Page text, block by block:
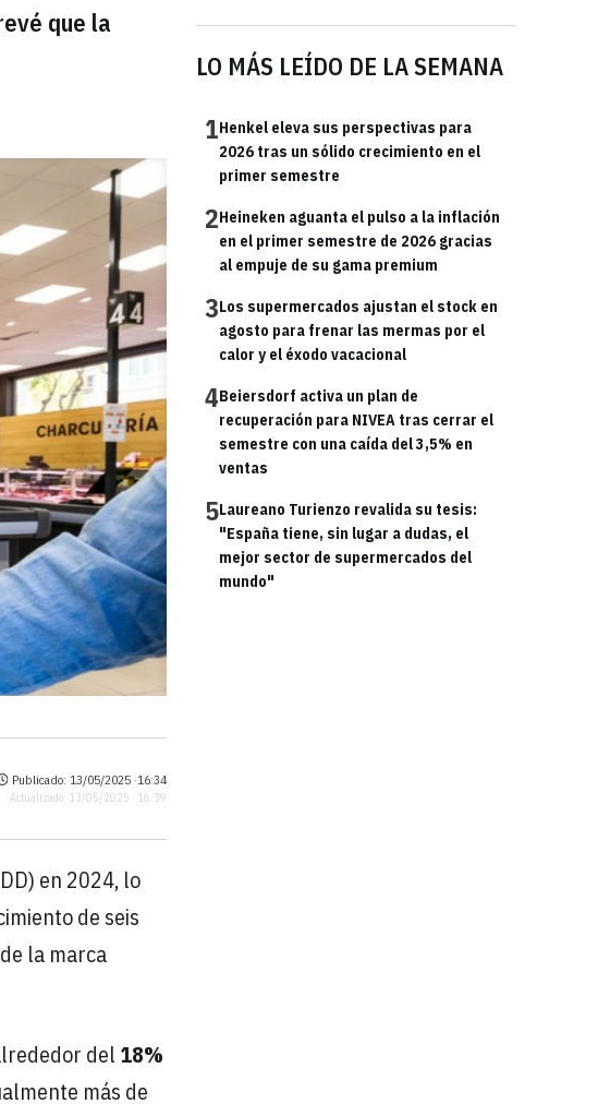
que la
LO MÁS LEÍDO DE LA SEMANA
1Henkel eleva sus perspectivas para
2026 tras un sólido crecimiento en el
primer semestre
2Heineken aguanta el pulso a la inflación
en el primer semestre de 2026 gracias
al empuje de su gama premium
3Los supermercados ajustan el stock en
agosto para frenar las mermas por el
calor y el éxodo vacacional
4Beiersdorf activa un plan de
recuperación para NIVEA tras cerrar el
semestre con una caída del 3,5% en
ventas
5Laureano Turienzo revalida su tesis:
"España tiene, sin lugar a dudas, el
mejor sector de supermercados del
mundo"
Publicado: 13/05/2025 ·16:34
Actualizado: 13/05/2025 · 16:39
en 2024, lo
de seis
la marca
del 18%
más de